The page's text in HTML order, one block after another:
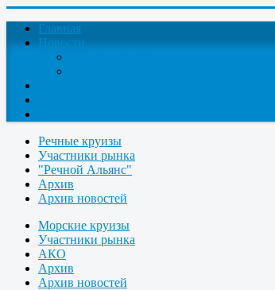
Главная
Новости
Речные круизы
Участники рынка
"Речной Альянс"
Архив
Архив новостей
Морские круизы
Участники рынка
АКО
Архив
Архив новостей